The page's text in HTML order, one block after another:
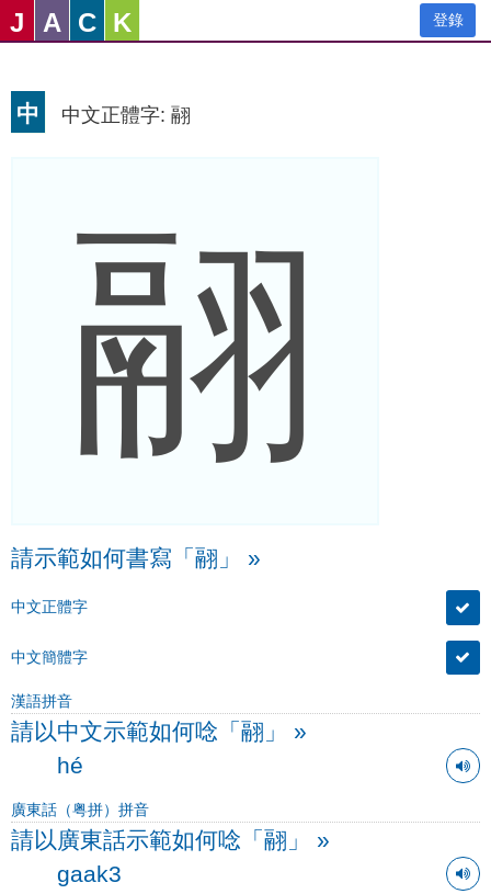
J A C K 登錄
中 中文正體字: 翮
翮
請示範如何書寫「翮」 »
中文正體字
中文簡體字
漢語拼音
請以中文示範如何唸「翮」
»
hé
廣東話（粤拼）拼音
請以廣東話示範如何唸「翮」
»
gaak3